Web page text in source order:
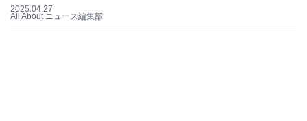
2025.04.27
All About ニュース編集部